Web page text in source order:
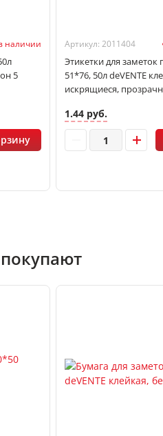
наличии
5
Артикул: 2011404
Этикетки для заметок
51*76, 50л deVENTE
искрящиеся,
1.44 руб.